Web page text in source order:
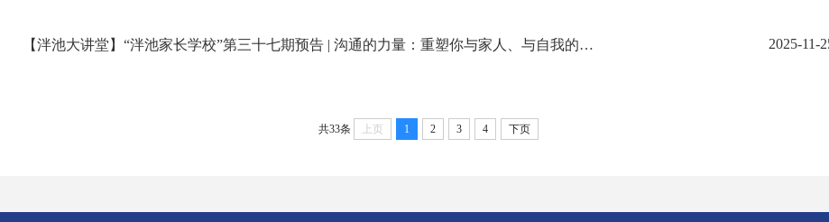
【泮池大讲堂】“泮池家长学校”第三十七期预告 | 沟通的力量：重塑你与家人、与自我的对话 2025-11-
共33条 上页 1 2 3 4 下页